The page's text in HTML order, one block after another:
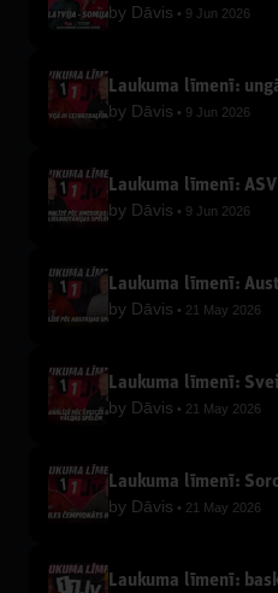
by Dāvis 9 Jun 2026
Laukuma līmenī:
by Dāvis 9 Jun 2026
Laukuma līmenī:
by Dāvis 9 Jun 2026
Laukuma līmenī:
by Dāvis 21 May 2026
Laukuma līmenī:
by Dāvis 21 May 2026
Laukuma līmenī:
by Dāvis 21 May 2026
Laukuma līmenī: